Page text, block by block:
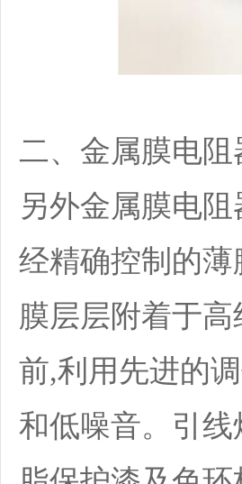
二、金属膜电
另外金属膜电
经精确控制的
膜层层附着于
前,利用先进的
和低噪音。引